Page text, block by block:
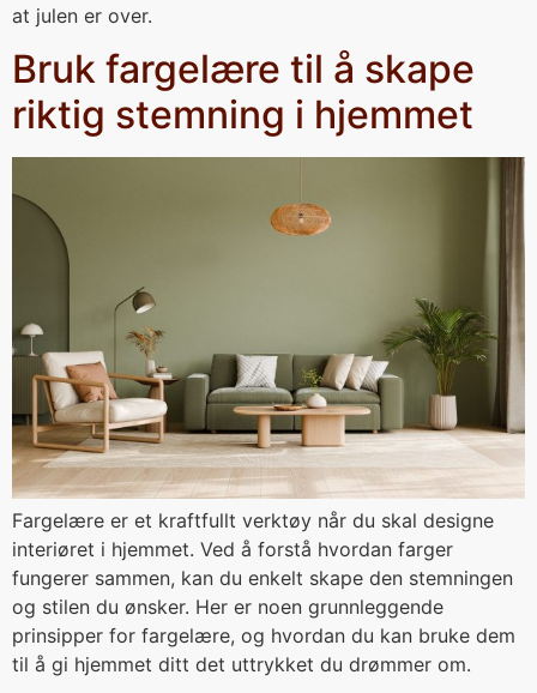
at julen er over.
Bruk fargelære til å skape
riktig stemning i hjemmet
Fargelære er et kraftfullt verktøy når du skal designe
interiøret i hjemmet. Ved å forstå hvordan farger
fungerer sammen, kan du enkelt skape den stemningen
og stilen du ønsker. Her er noen grunnleggende
prinsipper for fargelære, og hvordan du kan bruke dem
til å gi hjemmet ditt det uttrykket du drømmer om.